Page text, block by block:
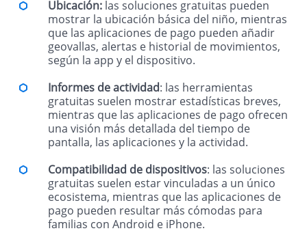
Ubicación: las soluciones gratuitas pueden
mostrar la ubicación básica del niño, mientras
que las aplicaciones de pago pueden añadir
geovallas, alertas e historial de movimientos,
según la app y el dispositivo.
Informes de actividad: las herramientas
gratuitas suelen mostrar estadísticas breves,
mientras que las aplicaciones de pago ofrecen
una visión más detallada del tiempo de
pantalla, las aplicaciones y la actividad.
Compatibilidad de dispositivos: las soluciones
gratuitas suelen estar vinculadas a un único
ecosistema, mientras que las aplicaciones de
pago pueden resultar más cómodas para
familias con Android e iPhone.